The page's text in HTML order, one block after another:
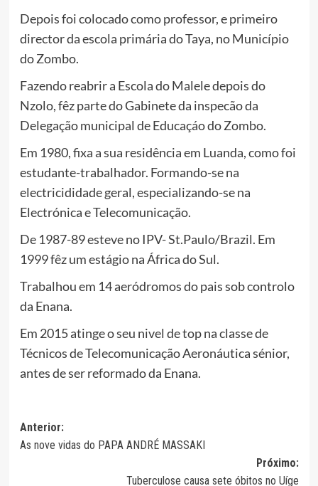
Depois foi colocado como professor, e primeiro
director da escola primária do Taya, no Município
do Zombo.
Fazendo reabrir a Escola do Malele depois do
Nzolo, fêz parte do Gabinete da inspecão da
Delegação municipal de Educaçáo do Zombo.
Em 1980, fixa a sua residência em Luanda, como foi
estudante-trabalhador. Formando-se na
electricididade geral, especializando-se na
Electrónica e Telecomunicação.
De 1987-89 esteve no IPV- St.Paulo/Brazil. Em
1999 fêz um estágio na África do Sul.
Trabalhou em 14 aeródromos do pais sob controlo
da Enana.
Em 2015 atinge o seu nivel de top na classe de
Técnicos de Telecomunicação Aeronáutica sénior,
antes de ser reformado da Enana.
Navegação
de
Anterior:
As nove vidas do PAPA ANDRÉ MASSAKI
Próximo:
Tuberculose causa sete óbitos no Uíge